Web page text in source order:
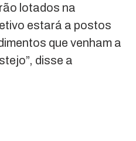
lotados na
estará a postos
que venham a
disse a